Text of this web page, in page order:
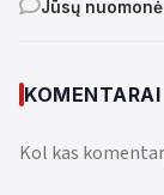
Jūsų
KOMENTARAI
Kol kas